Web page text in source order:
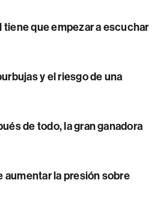
tiene que empezar a escuchar
y el riesgo de una
de todo, la gran ganadora
aumentar la presión sobre